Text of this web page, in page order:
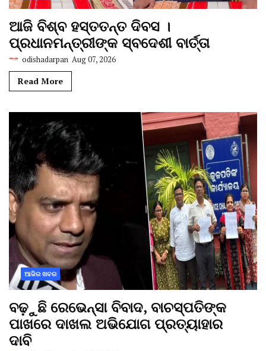
ଆଜି ବିଶ୍ବ ହସ୍ତତନ୍ତ ଦିବସ ।
ପ୍ରଧାନମନ୍ତ୍ରୀଙ୍କ ସ୍ବଦେଶୀ ବାର୍ତ୍ତା
odishadarpan Aug 07, 2026
Read More
ଆଜିର ଖବର
ବଢ଼ୁଛି ରେଭେନ୍ସା ବିବାଦ, ବାଚସ୍ପତିଙ୍କ
ପାଖରେ ଦାଖଲ ଅଭିଯୋଗ ପ୍ରତ୍ୟାହାର
ଦାବି